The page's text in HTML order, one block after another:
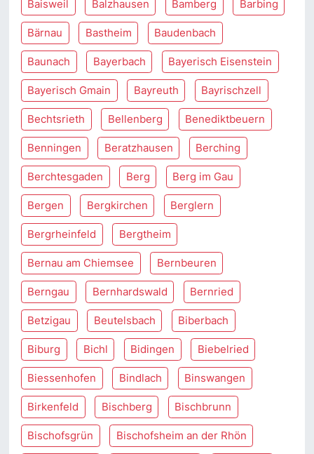
Baisweil Balzhausen Bamberg Barbing
Bärnau Bastheim Baudenbach
Baunach Bayerbach Bayerisch Eisenstein
Bayerisch Gmain Bayreuth Bayrischzell
Bechtsrieth Bellenberg Benediktbeuern
Benningen Beratzhausen Berching
Berchtesgaden Berg Berg im Gau
Bergen Bergkirchen Berglern
Bergrheinfeld Bergtheim
Bernau am Chiemsee Bernbeuren
Berngau Bernhardswald Bernried
Betzigau Beutelsbach Biberbach
Biburg Bichl Bidingen Biebelried
Biessenhofen Bindlach Binswangen
Birkenfeld Bischberg Bischbrunn
Bischofsgrün Bischofsheim an der Rhön